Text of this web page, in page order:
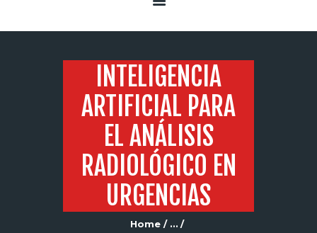
INTELIGENCIA
ARTIFICIAL PARA
EL ANÁLISIS
RADIOLÓGICO EN
URGENCIAS
Home
...